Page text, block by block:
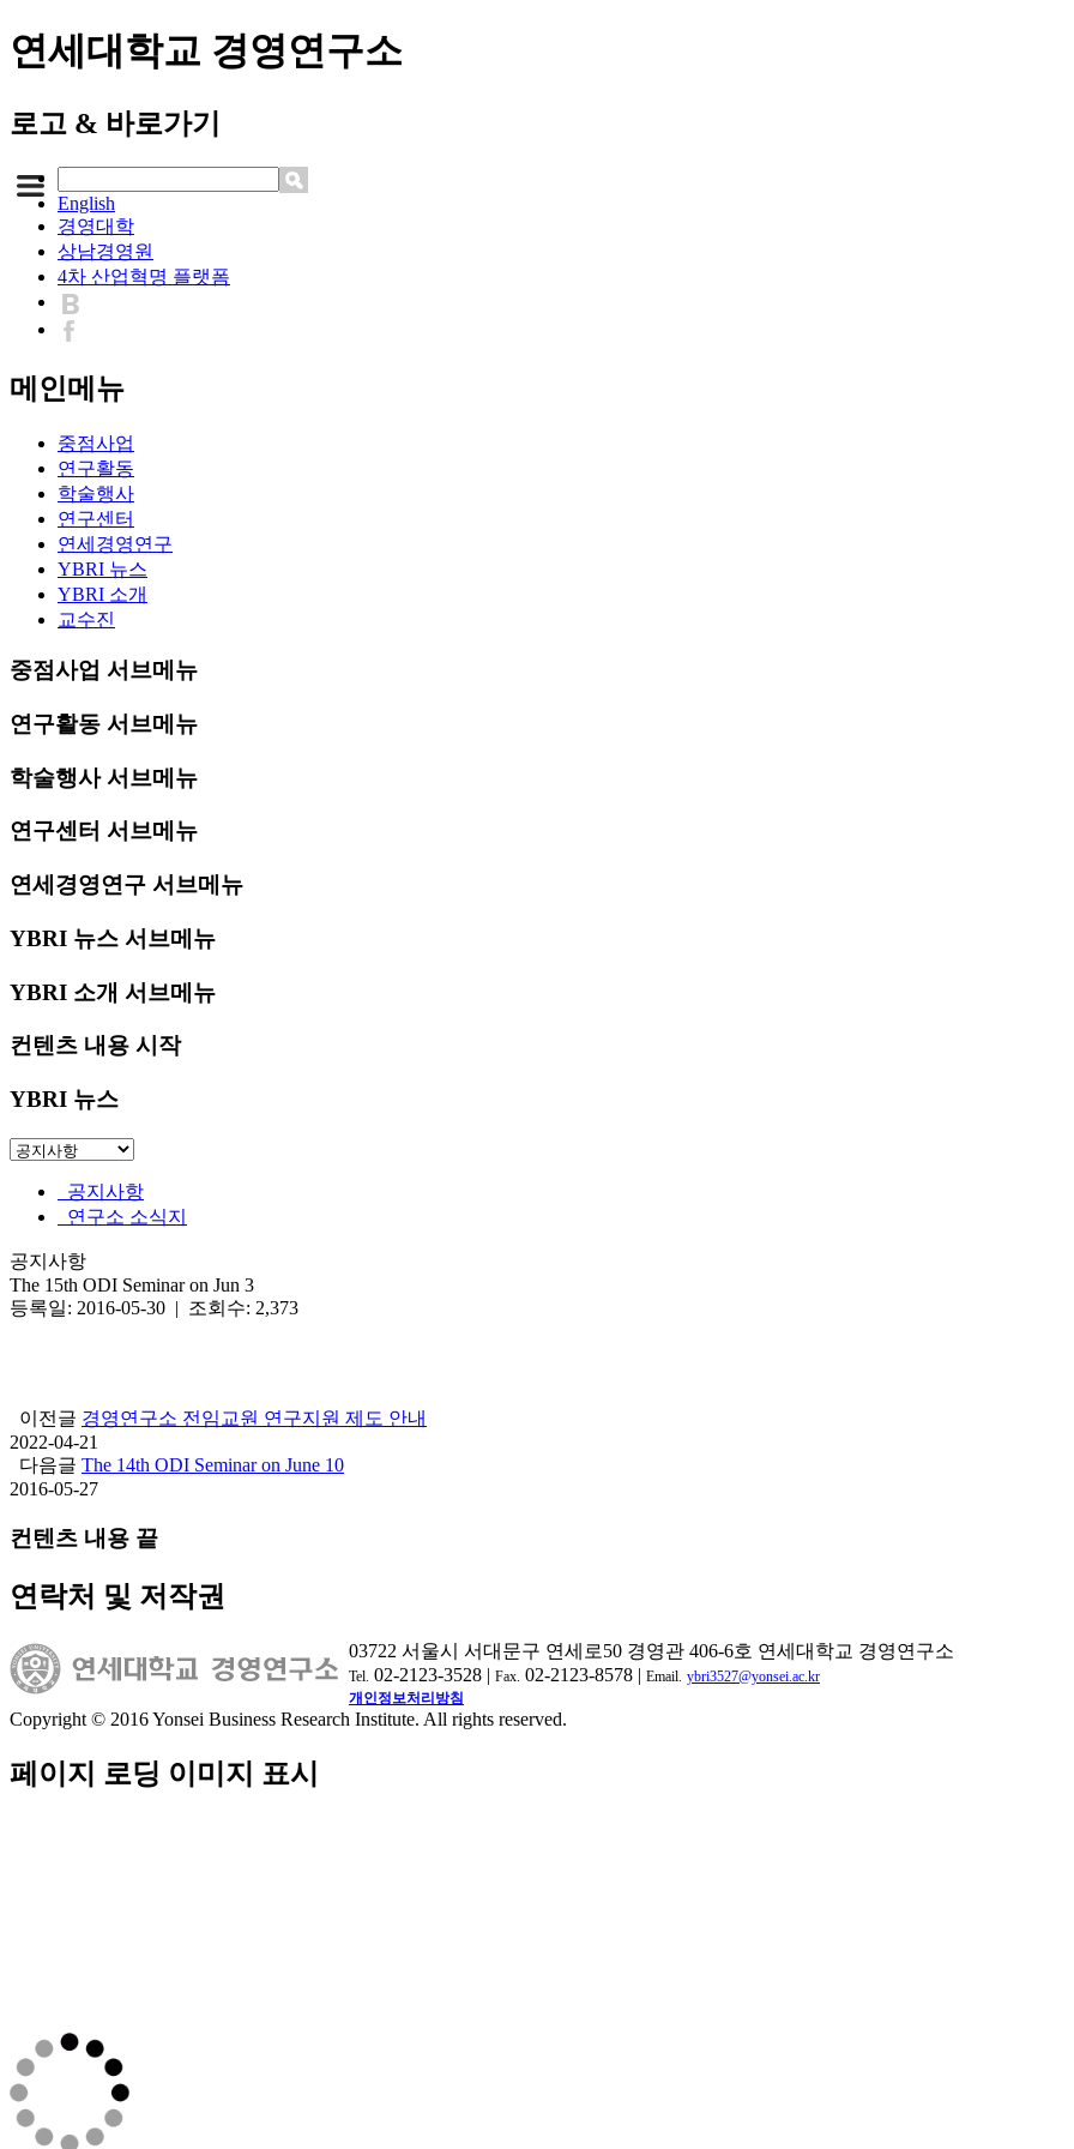
연세대학교 경영연구소
로고 & 바로가기
English
경영대학
상남경영원
4차 산업혁명 플랫폼
메인메뉴
중점사업
연구활동
학술행사
연구센터
연세경영연구
YBRI 뉴스
YBRI 소개
교수진
중점사업 서브메뉴
연구활동 서브메뉴
학술행사 서브메뉴
연구센터 서브메뉴
연세경영연구 서브메뉴
YBRI 뉴스 서브메뉴
YBRI 소개 서브메뉴
컨텐츠 내용 시작
YBRI 뉴스
공지사항
연구소 소식지
공지사항
The 15th ODI Seminar on Jun 3
등록일: 2016-05-30 | 조회수: 2,373
이전글 경영연구소 전임교원 연구지원 제도 안내
2022-04-21
다음글 The 14th ODI Seminar on June 10
2016-05-27
컨텐츠 내용 끝
연락처 및 저작권
03722 서울시 서대문구 연세로50 경영관 406-6호 연세대학교 경영연구소
Tel. 02-2123-3528 | Fax. 02-2123-8578 | Email. ybri3527@yonsei.ac.kr
개인정보처리방침
Copyright © 2016 Yonsei Business Research Institute. All rights reserved.
페이지 로딩 이미지 표시